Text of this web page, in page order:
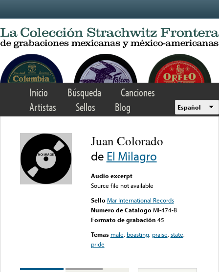
Inicio Búsqueda
Canciones
Artistas
Sellos Blog Español
Juan Colorado
de El Milagro
Audio excerpt
Source file not available
Sello Mar International Records
Numero de Catalogo MI-474-B
Formato de grabación 45
Temas male, boasting, praise,state,
pride